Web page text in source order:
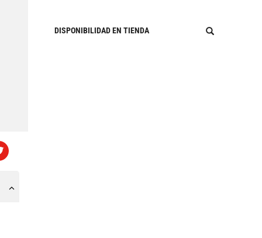
DISPONIBILIDAD EN TIENDA